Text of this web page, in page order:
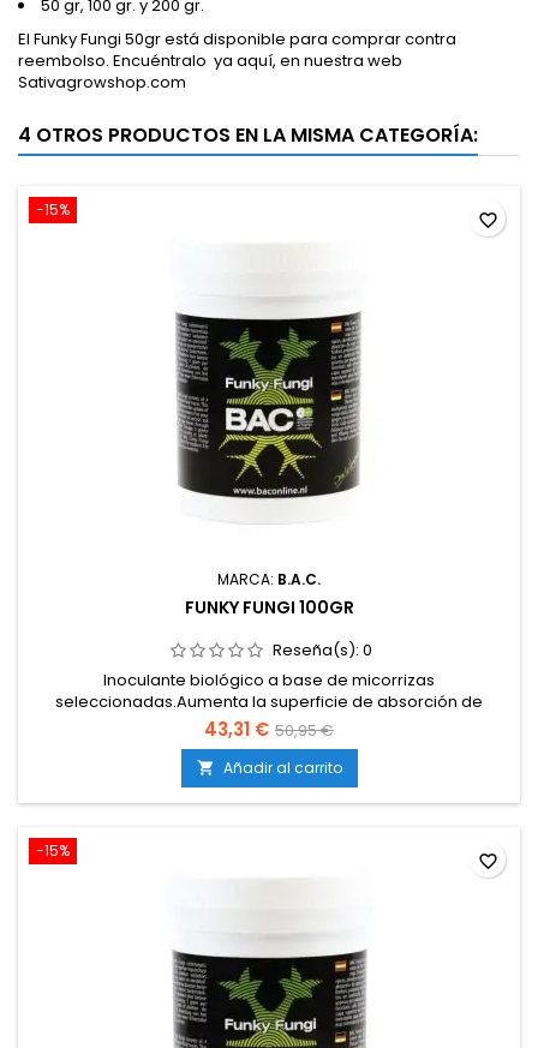
50 gr, 100 gr. y 200 gr.
El Funky Fungi 50gr está disponible para comprar contra
reembolso. Encuéntralo ya aquí, en nuestra web
Sativagrowshop.com
4 OTROS PRODUCTOS EN LA MISMA CATEGORÍA:
-15%
MARCA: B.A.C.
FUNKY FUNGI 100GR
Reseña(s): 0
Inoculante biológico a base de micorrizas
seleccionadas.Aumenta la superficie de absorción de
nutrientes y agua.Refuerza las defensas de la planta frente a
patógenos radiculares.Estimula un crecimiento más fuerte y
una floración más productiva.Producto 100 % natural y de
fácil aplicación.
43,31 € 50,95 €
 Añadir al carrito
favorite_border
-15% favorite_border